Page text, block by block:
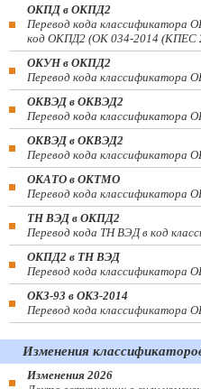
ОКПД в ОКПД2
Перевод кода
код ОКПД2 (ОК 034-2014 (КПЕС
ОКУН в ОКПД2
Перевод кода классификатора
ОКВЭД в ОКВЭД2
Перевод кода классификатора
ОКВЭД в ОКВЭД2
Перевод кода классификатора
ОКАТО в ОКТМО
Перевод кода классификатора
ТН ВЭД в ОКПД2
Перевод кода ТН ВЭД в код
ОКПД2 в ТН ВЭД
Перевод кода классификатора
ОКЗ-93 в ОКЗ-2014
Перевод кода классификатора
Изменения
Изменения 2026